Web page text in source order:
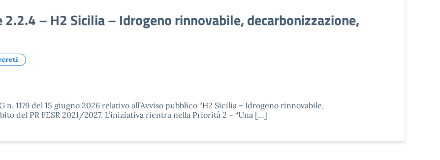
– H2 Sicilia – Idrogeno rinnovabile, decarbonizzazione,
1179 del 15 giugno 2026 relativo all’Avviso pubblico “H2 Sicilia – Idrogeno rinnovabile,
del PR FESR 2021/2027. L’iniziativa rientra nella Priorità 2 – “Una […]